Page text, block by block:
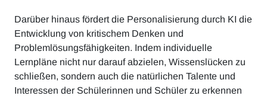
Darüber hinaus fördert die Personalisierung durch KI die
Entwicklung von kritischem Denken und
Problemlösungsfähigkeiten. Indem individuelle
Lernpläne nicht nur darauf abzielen, Wissenslücken zu
schließen, sondern auch die natürlichen Talente und
Interessen der Schülerinnen und Schüler zu erkennen